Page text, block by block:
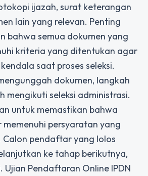
ijazah, surat keterangan
lain yang relevan. Penting
bahwa semua dokumen yang
kriteria yang ditentukan agar
saat proses seleksi.
dokumen, langkah
mengikuti seleksi administrasi.
untuk memastikan bahwa
persyaratan yang
pendaftar yang lolos
ke tahap berikutnya,
Ujian Pendaftaran Online IPDN